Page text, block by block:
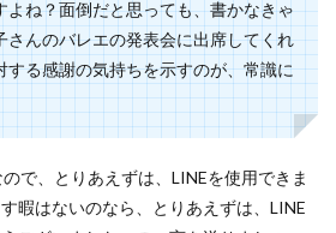
えがずれる事に気がつくこともあります。相手
納...
ィース編】
初めてスノボに行くという場合には、ウェアの下
よね？面倒だと思っても、書かなきゃ
さんのバレエの発表会に出席してくれ
する感謝の気持ちを示すのが、常識に
で、とりあえずは、LINEを使用できま
暇はないのなら、とりあえずは、LINE